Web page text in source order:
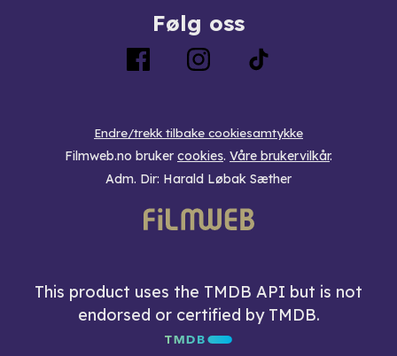
Følg oss
Endre/trekk tilbake cookiesamtykke
Filmweb.no bruker cookies. Våre brukervilkår.
Adm. Dir: Harald Løbak Sæther
This product uses the TMDB API but is not
endorsed or certified by TMDB.